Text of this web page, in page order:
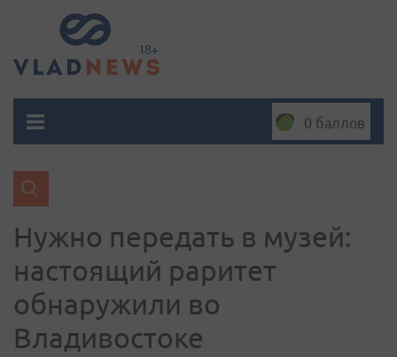
0 баллов
Нужно передать в музей:
настоящий раритет
обнаружили во
Владивостоке